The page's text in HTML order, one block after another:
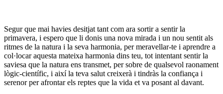
Segur que mai havies desitjat tant com ara sortir a sentir la
primavera, i espero que li donis una nova mirada i un nou sentit als
ritmes de la natura i la seva harmonia, per meravellar-te i aprendre a
col·locar aquesta mateixa harmonia dins teu, tot intentant sentir la
saviesa que la natura ens transmet, per sobre de qualsevol raonament
lògic-científic, i així la teva salut creixerà i tindràs la confiança i
serenor per afrontar els reptes que la vida et va posant al davant.